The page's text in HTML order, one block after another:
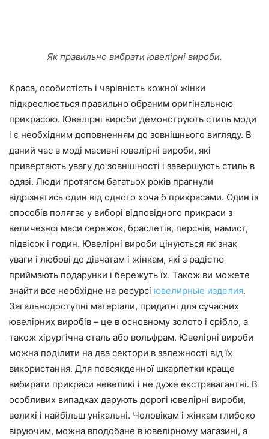
Як правильно вибрати ювелірні вироби.
Краса, особистість і чарівність кожної жінки
підкреслюється правильно обраним оригінальною
прикрасою. Ювелірні вироби демонструють стиль моди
і є необхідним доповненням до зовнішнього вигляду. В
даний час в моді масивні ювелірні вироби, які
привертають увагу до зовнішності і завершують стиль в
одязі. Люди протягом багатьох років прагнули
відрізнятись один від одного хоча б прикрасами. Один із
способів полягає у виборі відповідного прикраси з
величезної маси сережок, браслетів, перснів, намист,
підвісок і годин. Ювелірні вироби цінуються як знак
уваги і любові до дівчатам і жінкам, які з радістю
приймають подарунки і бережуть їх. Також ви можете
знайти все необхідне на ресурсі ювелирные изделия.
Загальнодоступні матеріали, придатні для сучасних
ювелірних виробів – це в основному золото і срібло, а
також хірургічна сталь або вольфрам. Ювелірні вироби
можна поділити на два сектори в залежності від їх
використання. Для повсякденної шкарпетки краще
вибирати прикраси невеликі і не дуже екстравагантні. В
особливих випадках дарують дорогі ювелірні вироби,
великі і найбільш унікальні. Чоловікам і жінкам глибоко
віруючим, можна вподобане в ювелірному магазині, а